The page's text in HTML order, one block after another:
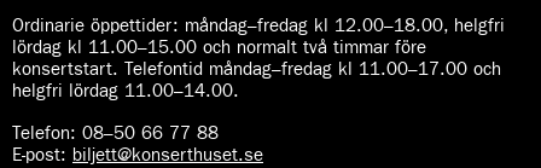
Ordinarie öppettider: måndag–fredag kl 12.00–18.00, helgfri
lördag kl 11.00–15.00 och normalt två timmar före
konsertstart. Telefontid måndag–fredag kl 11.00–17.00 och
helgfri lördag 11.00–14.00.
Telefon: 08–50 66 77 88
E-post: biljett@konserthuset.se